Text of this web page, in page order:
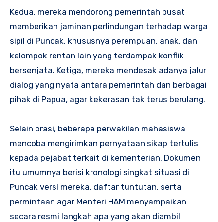
Kedua, mereka mendorong pemerintah pusat
memberikan jaminan perlindungan terhadap warga
sipil di Puncak, khususnya perempuan, anak, dan
kelompok rentan lain yang terdampak konflik
bersenjata. Ketiga, mereka mendesak adanya jalur
dialog yang nyata antara pemerintah dan berbagai
pihak di Papua, agar kekerasan tak terus berulang.
Selain orasi, beberapa perwakilan mahasiswa
mencoba mengirimkan pernyataan sikap tertulis
kepada pejabat terkait di kementerian. Dokumen
itu umumnya berisi kronologi singkat situasi di
Puncak versi mereka, daftar tuntutan, serta
permintaan agar Menteri HAM menyampaikan
secara resmi langkah apa yang akan diambil